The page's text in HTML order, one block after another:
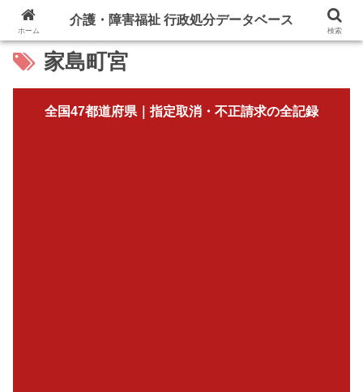
家島町宮
全国47都道府県｜指定取消・不正請求の全記録
ホーム
介護・障害福祉 行政処分データベース
検索